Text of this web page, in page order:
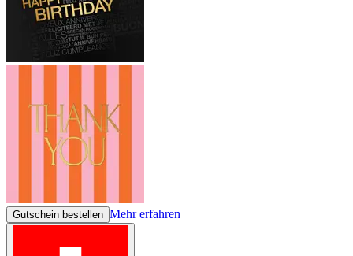
Gutschein bestellen Mehr erfahren